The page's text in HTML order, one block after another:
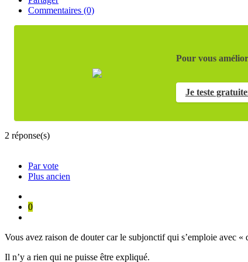
Commentaires (0)
Pour vous
Je teste
2 réponse(s)
Par vote
Plus ancien
0
Vous avez raison de douter car le subjonctif qui s’emploie avec «
Il n’y a rien qui ne puisse être expliqué.